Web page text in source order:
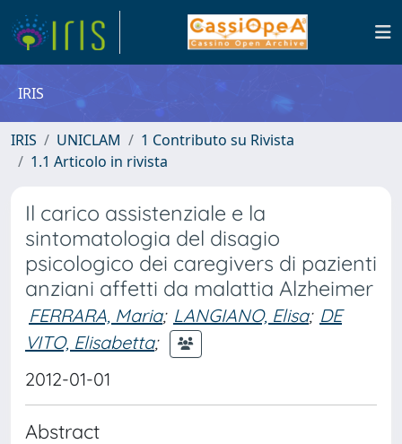
IRIS
IRIS UNICLAM
1 Contributo su Rivista
1.1 Articolo in rivista
Il carico assistenziale e la
sintomatologia del disagio
psicologico dei caregivers di pazienti
anziani affetti da malattia Alzheimer
FERRARA, Maria; LANGIANO, Elisa; DE
VITO, Elisabetta;
2012-01-01
Abstract